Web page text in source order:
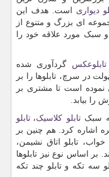
دیواری است. هدف این
ای بزرگ و متنوع از
سبک مورد علاقه خود را
تابلوعکس گردآوری شده
در سرچ، تابلوها را بر
نموده است تا مشتری بر
را بیابد.
به سبکتابلو کلاسیک، تابلو
اشاره کرد. هم چنین بر
تابلو اتاق نشیمن،
بر اساس نوع نیز تابلوها
سه تکه و تابلو چند تکه